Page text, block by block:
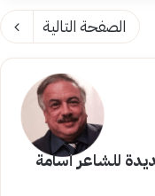
الصفحة التالية
للشاعر أسامة